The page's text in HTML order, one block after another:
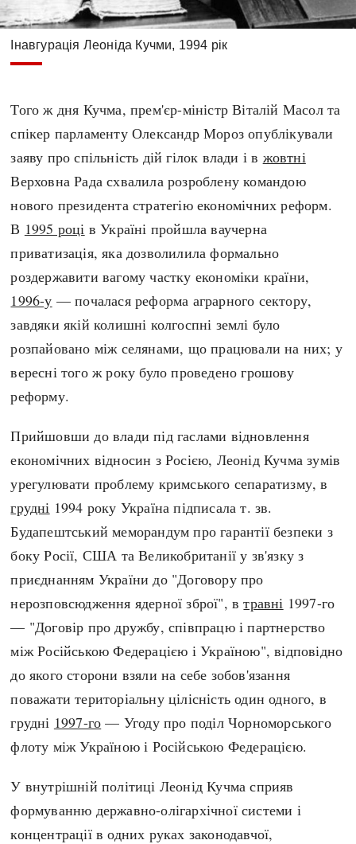
Інавгурація Леоніда Кучми, 1994 рік
Того ж дня Кучма, прем'єр-міністр Віталій Масол та
спікер парламенту Олександр Мороз опублікували
заяву про спільність дій гілок влади і в жовтні
Верховна Рада схвалила розроблену командою
нового президента стратегію економічних реформ.
В 1995 році в Україні пройшла ваучерна
приватизація, яка дозволилила формально
роздержавити вагому частку економіки країни,
1996-у — почалася реформа аграрного сектору,
завдяки якій колишні колгоспні землі було
розпайовано між селянами, що працювали на них; у
вересні того ж року було проведено грошову
реформу.
Прийшовши до влади під гаслами відновлення
економічних відносин з Росією, Леонід Кучма зумів
урегулювати проблему кримського сепаратизму, в
грудні 1994 року Україна підписала т. зв.
Будапештський меморандум про гарантії безпеки з
боку Росії, США та Великобританії у зв'язку з
приєднанням України до "Договору про
нерозповсюдження ядерної зброї", втравні 1997-го
— "Договір про дружбу, співпрацю і партнерство
між Російською Федерацією і Україною", відповідно
до якого сторони взяли на себе зобов'язання
поважати територіальну цілісність один одного, в
грудні 1997-го — Угоду про поділ Чорноморського
флоту між Україною і Російською Федерацією.
У внутрішній політиці Леонід Кучма сприяв
формуванню державно-олігархічної системи і
концентрації в одних руках законодавчої,